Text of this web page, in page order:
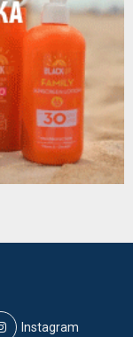
Instagram